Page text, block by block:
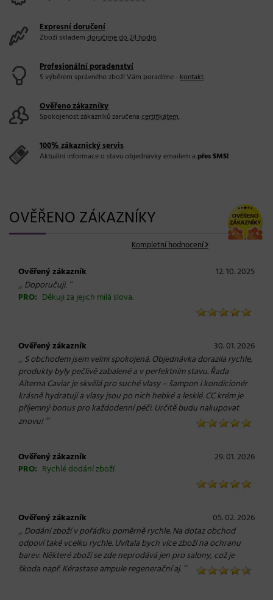
Expresní doručení
Zboží skladem doručíme do 24 hodin.
Profesionální poradenství
S výběrem správného zboží Vám poradíme -kontakt.
Ověřeno zákazníky
Spokojenost zákazníků zaručena certifikátem.
100% zákaznický servis
Aktuální informace o stavu objednávky emailem a přes SMS!
OVĚŘENO ZÁKAZNÍKY
Kompletní hodnocení
Ověřený zákazník 12. 10. 2025
„ Doporučuji. “
PRO: Děkuji za jejich milá slova.
Ověřený zákazník 30. 01. 2026
„ S obchodem jsem velmi spokojená. Objednávka dorazila rychle,
produkty byly pečlivě zabalené a v perfektním stavu. Řada
Alterna Caviar je skvělá pro suché vlasy – šampon i kondicionér
krásně hydratují a vlasy jsou po nich hebké a lesklé. CC krém je
příjemný bonus pro každodenní péči. Určitě budu nakupovat
znovu!“
Ověřený zákazník
29. 01. 2026
PRO: Rychlé dodání zboží
Ověřený zákazník 05. 02. 2026
„ Dodání zboží v pořádku poměrně rychle. Na dotaz obchod
odpoví také vcelku rychle. Uvítala bych více zboží na ochranu
barev. Některé zboží se zde neprodává jen pro salony, což je
škoda např. Kérastase ampule regenerační aj. “